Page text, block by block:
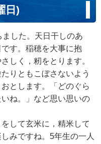
日)
した。天日干しのあ
す。稲穂を大事に抱
しく，籾をとります。
りともこぼさないよう
とします。「どのぐら
ね。」など思い思いの
して玄米に，精米して
みですね。5年生の一人